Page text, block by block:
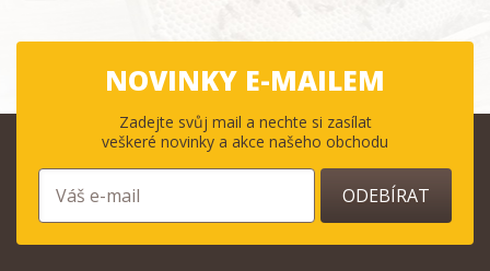
NOVINKY E-MAILEM
Zadejte svůj mail a nechte si zasílat
veškeré novinky a akce našeho obchodu
ODEBÍRAT